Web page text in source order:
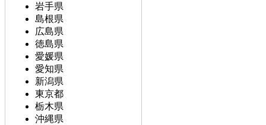
岩手県
島根県
広島県
徳島県
愛媛県
愛知県
新潟県
東京都
栃木県
沖縄県